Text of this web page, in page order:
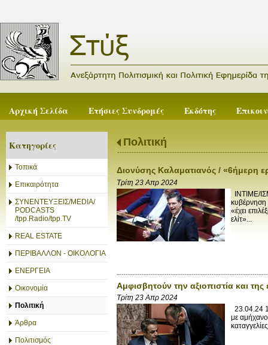
Αρχική Σελίδα Ετήσιες Συνδρομές Εκδότης
Κατηγορίες
Τοπικά
Επικαιρότητα
ΣΥΝΕΝΤΕΥΞΕΙΣ/MEDIA/
PODCASTS
/tpp.Radio/tpp.TV
REAL ESTATE
ΠΕΡΙΒΑΛΛΟΝ - ΟΙΚΟΛΟΓΙΑ
ΕΝΕΡΓΕΙΑ
Οικονομία
Πολιτική
Άρθρα
Πολιτισμός
Πολιτική
Διονύσης Καλαματιανός / «6ήμερη
Τρίτη 23 Απρ 2024
INTIME/
κυβέρνηση
«έχει
ελίτ»...
Αμφισβητούν την αξιοπιστία και της
Τρίτη 23 Απρ 2024
23.04.24
με